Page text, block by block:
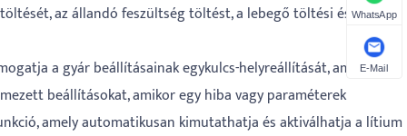
az állandó feszültség töltést, a lebegő töltési és egyéb
a gyár beállításainak egykulcs-helyreállítását, amely a
beállításokat, amikor egy hiba vagy paraméterek
amely automatikusan kimutathatja és aktiválhatja a lítium
WhatsApp
E-Mail